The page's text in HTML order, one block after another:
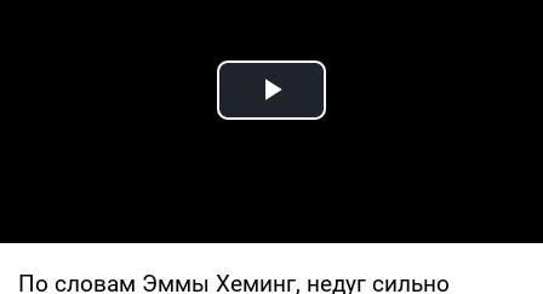
Play Video
По словам Эммы Хеминг, недуг сильно